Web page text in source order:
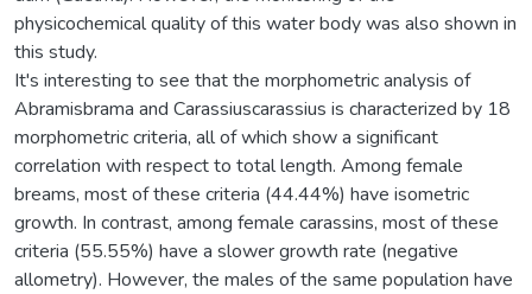
physicochemical quality of this water body was also shown in
this study.
It's interesting to see that the morphometric analysis of
Abramisbrama and Carassiuscarassius is characterized by 18
morphometric criteria, all of which show a significant
correlation with respect to total length. Among female
breams, most of these criteria (44.44%) have isometric
growth. In contrast, among female carassins, most of these
criteria (55.55%) have a slower growth rate (negative
allometry). However, the males of the same population have